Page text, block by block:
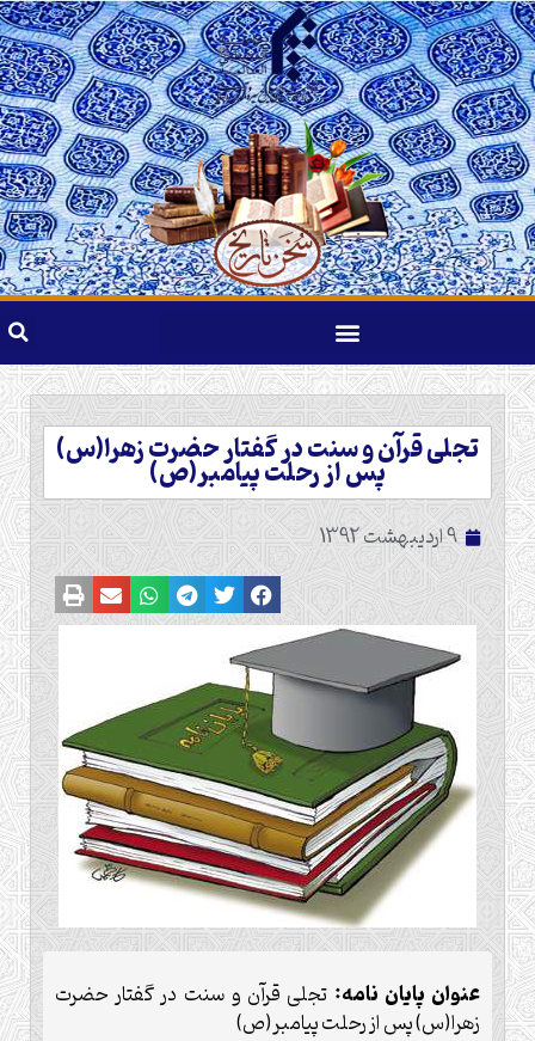
تجلی قرآن و سنت در گفتار حضرت زهرا(س)
پس از رحلت پیامبر(ص)
9 اردیبهشت 1392
عنوان پایان نامه: تجلی قرآن و سنت در گفتار حضرت
زهرا(س) پس از رحلت پیامبر(ص)